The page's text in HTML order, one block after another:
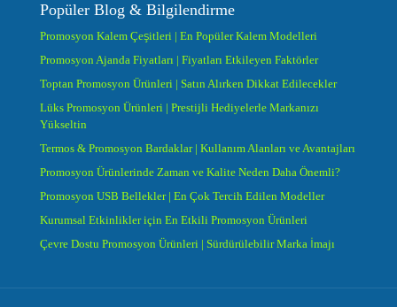
Popüler Blog & Bilgilendirme
Promosyon Kalem Çeşitleri | En Popüler Kalem Modelleri
Promosyon Ajanda Fiyatları | Fiyatları Etkileyen Faktörler
Toptan Promosyon Ürünleri | Satın Alırken Dikkat Edilecekler
Lüks Promosyon Ürünleri | Prestijli Hediyelerle Markanızı
Yükseltin
Termos & Promosyon Bardaklar | Kullanım Alanları ve Avantajları
Promosyon Ürünlerinde Zaman ve Kalite Neden Daha Önemli?
Promosyon USB Bellekler | En Çok Tercih Edilen Modeller
Kurumsal Etkinlikler için En Etkili Promosyon Ürünleri
Çevre Dostu Promosyon Ürünleri | Sürdürülebilir Marka İmajı